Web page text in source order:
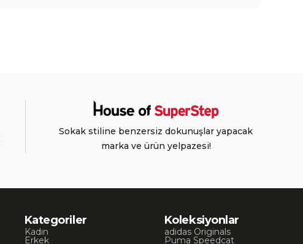
Sokak stiline benzersiz dokunuşlar yapacak
marka ve ürün yelpazesi!
Kategoriler
Kadın
Erkek
Koleksiyonlar
adidas Originals
Puma Speedcat